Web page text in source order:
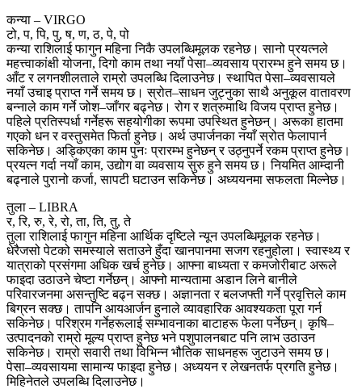
कन्या – VIRGO
टो, प, पि, पु, ष, ण, ठ, पे, पो
कन्या राशिलाई फागुन महिना निकै उपलब्धिमूलक रहनेछ। सानो प्रयत्नले
महत्त्वाकांक्षी योजना, दिगो काम तथा नयाँ पेसा–व्यवसाय प्रारम्भ हुने समय छ।
आँट र लगनशीलताले राम्रो उपलब्धि दिलाउनेछ। स्थापित पेसा–व्यवसायले
नयाँ उचाइ प्राप्त गर्ने समय छ। स्रोत–साधन जुट्नुका साथै अनुकूल वातावरण
बन्नाले काम गर्ने जोश–जाँगर बढ्नेछ। रोग र शत्रुमाथि विजय प्राप्त हुनेछ।
पहिले प्रतिस्पर्धा गर्नेहरू सहयोगीका रूपमा उपस्थित हुनेछन्। अरूका हातमा
गएको धन र वस्तुसमेत फिर्ता हुनेछ। अर्थ उपार्जनका नयाँ स्रोत फेलापार्न
सकिनेछ। अड्किएका काम पुनः प्रारम्भ हुनेछन् र उठ्नुपर्ने रकम प्राप्त हुनेछ।
प्रयत्न गर्दा नयाँ काम, उद्योग वा व्यवसाय सुरु हुने समय छ। नियमित आम्दानी
बढ्नाले पुरानो कर्जा, सापटी घटाउन सकिनेछ। अध्ययनमा सफलता मिल्नेछ।
तुला – LIBRA
र, रि, रु, रे, रो, ता, ति, तु, ते
तुला राशिलाई फागुन महिना आर्थिक दृष्टिले न्यून उपलब्धिमूलक रहनेछ।
धेरैजसो पेटको समस्याले सताउने हुँदा खानपानमा सजग रहनुहोला। स्वास्थ्य र
यात्राको प्रसंगमा अधिक खर्च हुनेछ। आफ्ना बाध्यता र कमजोरीबाट अरूले
फाइदा उठाउने चेष्टा गर्नेछन्। आफ्नो मान्यतामा अडान लिने बानीले
परिवारजनमा असन्तुष्टि बढ्न सक्छ। अज्ञानता र बलजफ्ती गर्ने प्रवृत्तिले काम
बिग्रन सक्छ। तापनि आयआर्जन हुनाले व्यावहारिक आवश्यकता पूरा गर्न
सकिनेछ। परिश्रम गर्नेहरूलाई सम्भावनाका बाटाहरू फेला पर्नेछन्। कृषि–
उत्पादनको राम्रो मूल्य प्राप्त हुनेछ भने पशुपालनबाट पनि लाभ उठाउन
सकिनेछ। राम्रो सवारी तथा विभिन्न भौतिक साधनहरू जुटाउने समय छ।
पेसा–व्यवसायमा सामान्य फाइदा हुनेछ। अध्ययन र लेखनतर्फ प्रगति हुनेछ।
मिहिनेतले उपलब्धि दिलाउनेछ।